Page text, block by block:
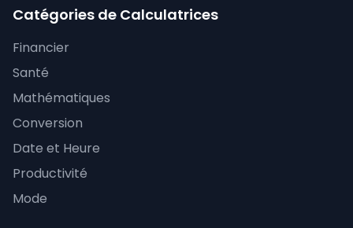
Catégories de Calculatrices
Financier
Santé
Mathématiques
Conversion
Date et Heure
Productivité
Mode